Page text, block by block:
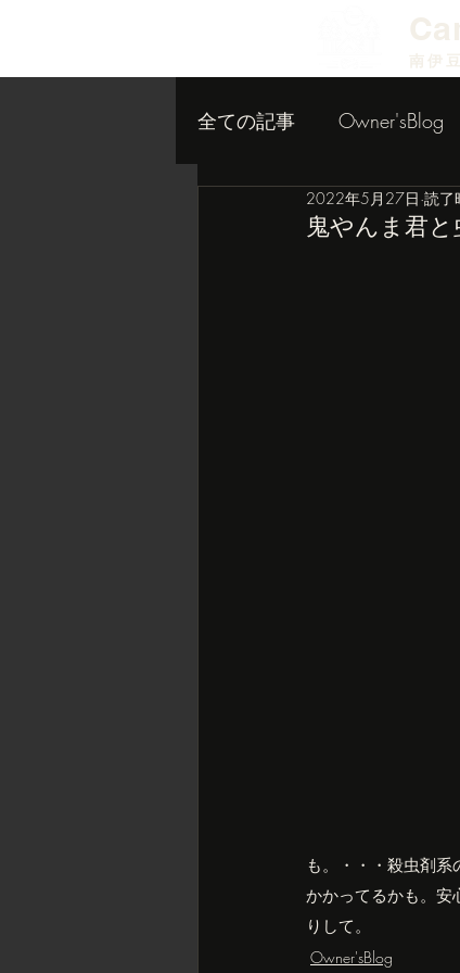
南伊
全ての記事 Owner'sBlog
小屋作り内装編
鬼やんま君と
2022年5月27日 読了
も。・・・殺虫剤
かかってるかも。安
りして。
Owner'sBlog